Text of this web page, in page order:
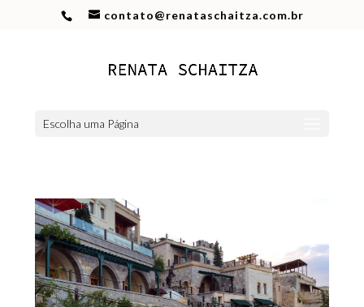
contato@renataschaitza.com.br
Escolha uma Página